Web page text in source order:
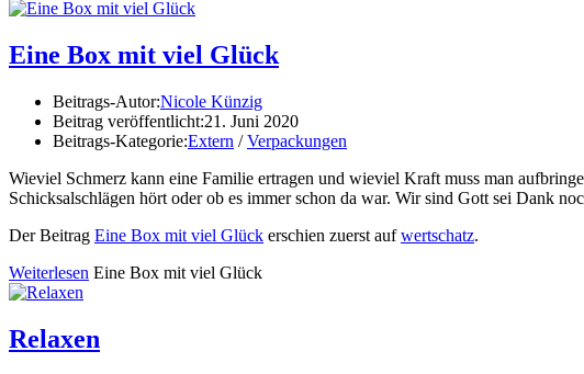
Eine Box mit viel Glück
Beitrags-Autor:Nicole Künzig
Beitrag veröffentlicht:21. Juni 2020
Beitrags-Kategorie:Extern / Verpackungen
Wieviel Schmerz kann eine Familie ertragen und wieviel Kraft muss man
Schicksalschlägen hört oder ob es immer schon da war. Wir sind Gott sei Dank
Der Beitrag Eine Box mit viel Glück erschien zuerst aufwertschatz.
Weiterlesen Eine Box mit viel Glück
Relaxen